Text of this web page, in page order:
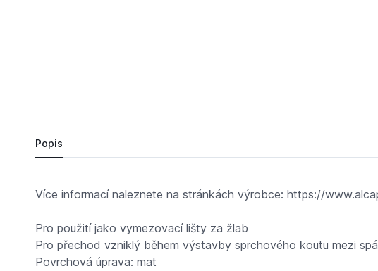
Popis
Více informací naleznete na stránkách výrobce: https://
Pro použití jako vymezovací lišty za žlab
Pro přechod vzniklý během výstavby sprchového koutu mezi
Povrchová úprava: mat